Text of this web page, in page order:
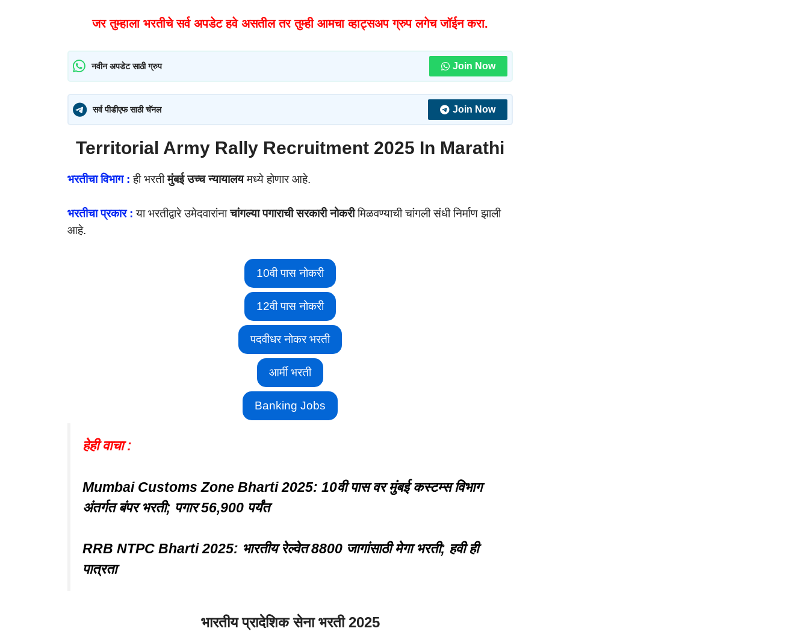
जर तुम्हाला भरतीचे सर्व अपडेट हवे असतील तर तुम्ही आमचा व्हाट्सअप ग्रुप लगेच जॉईन करा.
नवीन अपडेट साठी ग्रुप Join Now
सर्व पीडीएफ साठी चॅनल Join Now
Territorial Army Rally Recruitment 2025 In Marathi
भरतीचा विभाग : ही भरतीमुंबई उच्च न्यायालयमध्ये होणार आहे.
भरतीचा प्रकार :या भरतीद्वारे उमेदवारांनाचांगल्या पगाराची सरकारी नोकरीमिळवण्याची चांगली संधी निर्माण झाली
आहे.
10वी पास नोकरी
12वी पास नोकरी
पदवीधर नोकर भरती
आर्मी भरती
Banking Jobs
हेही वाचा :
Mumbai Customs Zone Bharti 2025: 10वी पास वर मुंबई कस्टम्स विभाग
अंतर्गत बंपर भरती; पगार 56,900 पर्यंत
RRB NTPC Bharti 2025: भारतीय रेल्वेत 8800 जागांसाठी मेगा भरती; हवी ही
पात्रता
भारतीय प्रादेशिक सेना भरती 2025